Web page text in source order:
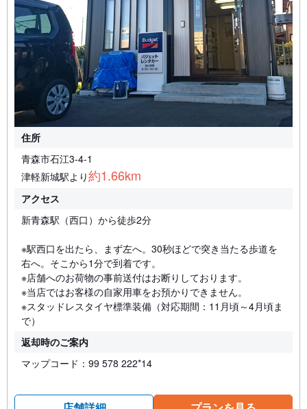
住所
青森市石江3-4-1
津軽新城駅より約1.66km
アクセス
新青森駅（西口）から徒歩2分
※駅西口を出たら、まず左へ。30秒ほどで突き当たる歩道を
右へ。そこから1分で到着です。
※店舗へのお荷物の事前送付はお断りしております。
※当店ではお客様の自家用車をお預かりできません。
※スタッドレスタイヤ標準装備（対応期間：11月頃～4月頃ま
で）
返却時のご案内
マップコード：99 578 222*14